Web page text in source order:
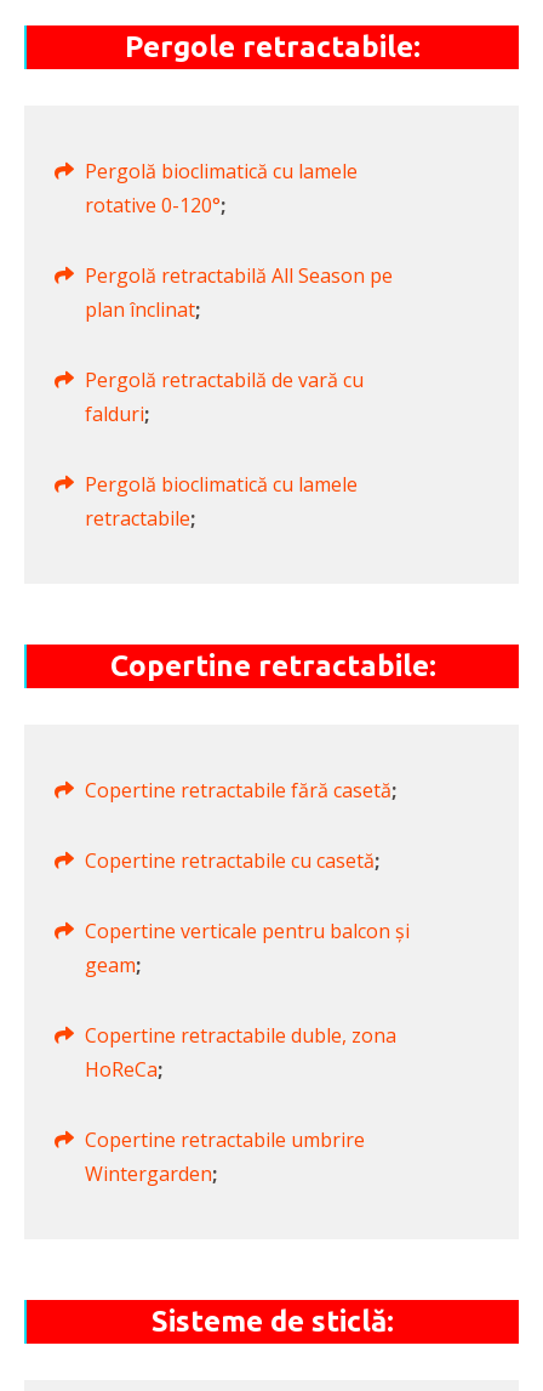
Pergole retractabile:
Pergolă bioclimatică cu lamele
rotative 0-120°;
Pergolă retractabilă All Season pe
plan înclinat;
Pergolă retractabilă de vară cu
falduri;
Pergolă bioclimatică cu lamele
retractabile;
Copertine retractabile:
Copertine retractabile fără casetă;
Copertine retractabile cu casetă;
Copertine verticale pentru balcon și
geam;
Copertine retractabile duble, zona
HoReCa;
Copertine retractabile umbrire
Wintergarden;
Sisteme de sticlă: